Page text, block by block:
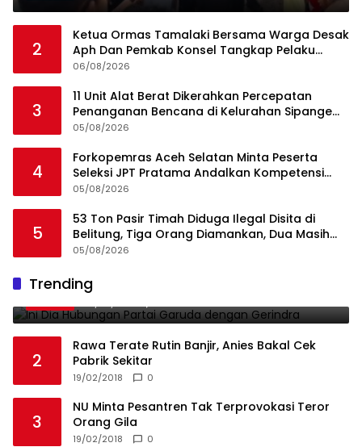
2
Ketua Ormas Tamalaki Bersama Warga Desak
Aph Dan Pemkab Konsel Tangkap Pelaku
Angkut Cangkang Sawit Overload, Truk PT KAP
06/08/2026
3
11 Unit Alat Berat Dikerahkan Percepatan
Penanganan Bencana di Kelurahan Sipange
Kecamatan Tukka
05/08/2026
4
Forkopemras Aceh Selatan Minta Peserta
Seleksi JPT Pratama Andalkan Kompetensi
dan Integritas, Bukan Kedekatan
05/08/2026
5
53 Ton Pasir Timah Diduga Ilegal Disita di
Belitung, Tiga Orang Diamankan, Dua Masih
Diburu
05/08/2026
Trending
1
Gerindra
19/02/2018 0
2
Rawa Terate Rutin Banjir, Anies Bakal Cek
Pabrik Sekitar
19/02/2018 0
3
NU Minta Pesantren Tak Terprovokasi Teror
Orang Gila
19/02/2018 0